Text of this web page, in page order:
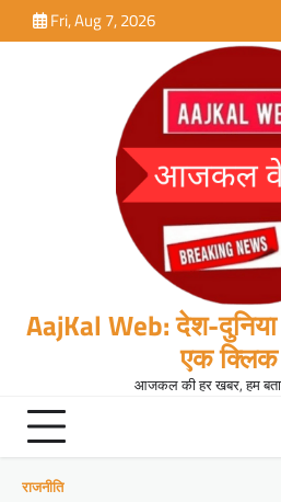
to
Fri, Aug 7, 2026
AajKal Web: देश-
एक
आजकल की हर खबर, हम
राजनीति